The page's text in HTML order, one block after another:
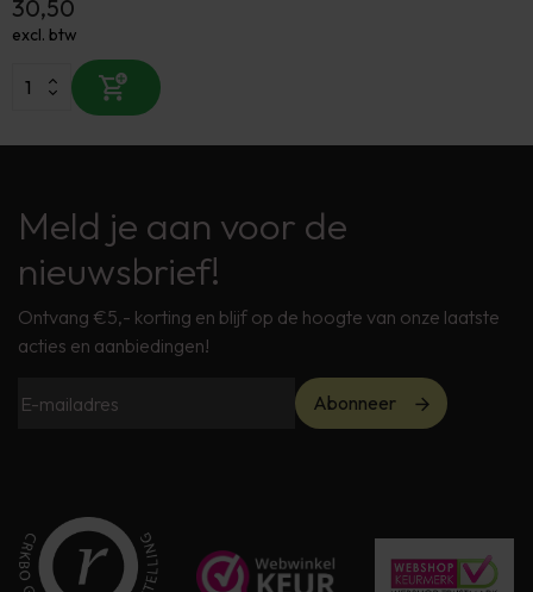
30,50
excl. btw
Meld je aan voor de
nieuwsbrief!
Ontvang €5,- korting en blijf op de hoogte van onze laatste
acties en aanbiedingen!
Abonneer